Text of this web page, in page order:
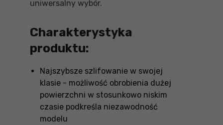
uniwersalny wybór.
Charakterystyka
produktu:
Najszybsze szlifowanie w swojej
klasie - możliwość obrobienia dużej
powierzchni w stosunkowo niskim
czasie podkreśla niezawodność
modelu